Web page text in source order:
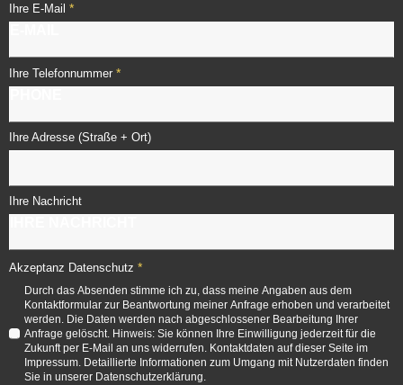
Ihre E-Mail *
Ihre Telefonnummer *
Ihre Adresse (Straße + Ort)
Ihre Nachricht
Akzeptanz Datenschutz *
Durch das Absenden stimme ich zu, dass meine Angaben aus dem
Kontaktformular zur Beantwortung meiner Anfrage erhoben und verarbeitet
werden. Die Daten werden nach abgeschlossener Bearbeitung Ihrer
Anfrage gelöscht. Hinweis: Sie können Ihre Einwilligung jederzeit für die
Zukunft per E-Mail an uns widerrufen. Kontaktdaten auf dieser Seite im
Impressum. Detaillierte Informationen zum Umgang mit Nutzerdaten finden
Sie in unserer Datenschutzerklärung.